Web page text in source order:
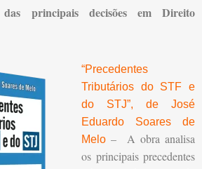
principais decisões em Direito
“Precedentes
Tributários do STF e
do STJ”, de José
Eduardo Soares de
Melo – A obra analisa
os principais precedentes